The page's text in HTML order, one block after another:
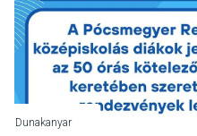
Dunakanyar